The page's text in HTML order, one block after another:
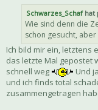
Schwarzes_Schafhat
Wie sind denn die
schon gesucht,
Ich bild mir ein, letztens
das letzte Mal gepostet
schnell weg
Und
und ich finds total
zusammengetragen